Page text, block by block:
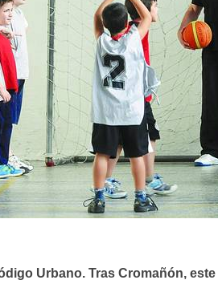
Urbano. Tras Cromañón,